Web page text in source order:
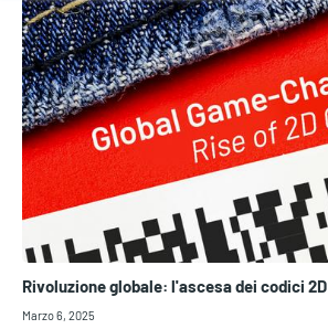
Rivoluzione globale: l'ascesa dei codici 2D
Marzo 6, 2025